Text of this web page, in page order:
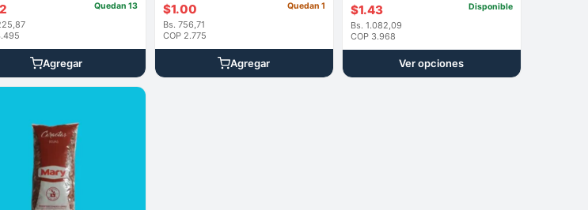
Quedan 13
Agregar
$1.00
Bs. 756,71
COP 2.775
Quedan 1
Agregar
$1.43
Bs. 1.082,09
COP 3.968
Disponible
Ver opciones